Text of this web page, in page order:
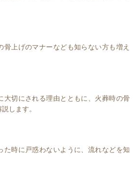
骨上げのマナーなども知らない方も増え
大切にされる理由とともに、火葬時の骨
します。
た時に戸惑わないように、流れなどを知